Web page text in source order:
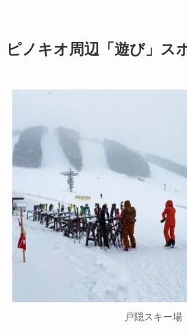
ピノキオ周辺「遊び」ス
戸隠スキー場